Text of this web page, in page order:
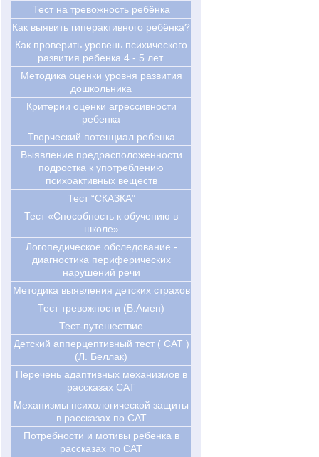
Тест на тревожность ребёнка
Как выявить гиперактивного ребёнка?
Как проверить уровень психического
развития ребенка 4 - 5 лет.
Методика оценки уровня развития
дошкольника
Критерии оценки агрессивности
ребенка
Творческий потенциал ребенка
Выявление предрасположенности
подростка к употреблению
психоактивных веществ
Тест “СКАЗКА”
Тест «Способность к обучению в
школе»
Логопедическое обследование -
диагностика периферических
нарушений речи
Методика выявления детских страхов
Тест тревожности (В.Амен)
Тест-путешествие
Детский апперцептивный тест ( CAT )
(Л. Беллак)
Перечень адаптивных механизмов в
рассказах CAT
Механизмы психологической защиты
в рассказах по САТ
Потребности и мотивы ребенка в
рассказах по САТ